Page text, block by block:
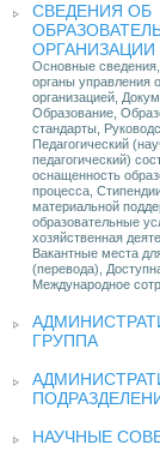
СВЕДЕНИЯ ОБ
ОРГАНИЗАЦИИ
Основные
органы управления
организацией,
Образование,
стандарты,
Педагогический
педагогический)
оснащенность
процесса,
материальной
образовательные
хозяйственная
Вакантные места
(перевода),
Международное
ГРУППА
НАУЧНЫЕ